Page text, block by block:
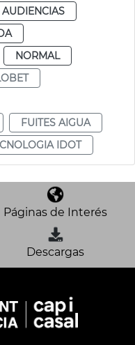
NORMAL
FUITES AIGUA
IDOT
Páginas de Interés
Descargas